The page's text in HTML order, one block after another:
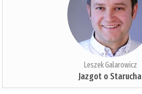
Leszek Galarowicz
Jazgot o Starucha